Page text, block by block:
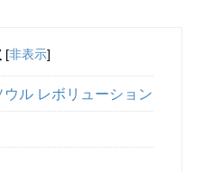
[非表示]
ル レボリューション